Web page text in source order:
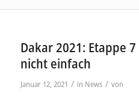
Dakar 2021: Etappe
nicht einfach
Januar 12, 2021 / in News / von